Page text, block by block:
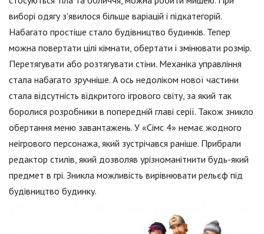
виборі одягу з'явилося більше варіацій і підкатегорій.
Набагато простіше стало будівництво будинків. Тепер
можна повертати цілі кімнати, обертати і змінювати розмір.
Перетягувати або розтягувати стіни. Механіка управління
стала набагато зручніше. А ось недоліком нової частини
стала відсутність відкритого ігрового світу, за який так
боролися розробники в попередній главі серії. Також зникло
обертання меню завантажень. У «Сімс 4» немає жодного
неігрового персонажа, який зустрічався раніше. Прибрали
редактор стилів, який дозволяв урізноманітнити будь-який
предмет в грі. Зникла можливість вирівнювати рельєф під
будівництво будинку.